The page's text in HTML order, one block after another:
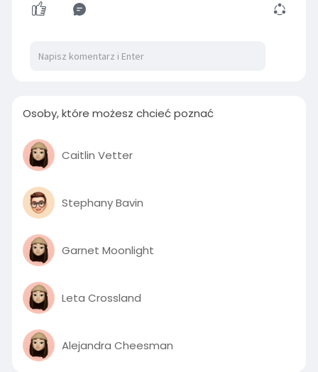
Osoby, które możesz chcieć poznać
Caitlin Vetter
Stephany Bavin
Garnet Moonlight
Leta Crossland
Alejandra Cheesman